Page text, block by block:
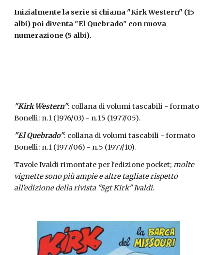
Inizialmente la serie si chiama "Kirk Western" (15
albi) poi diventa "El Quebrado" con nuova
numerazione (5 albi).
"Kirk Western": collana di volumi tascabili - formato
Bonelli: n.1 (1976/03) - n.15 (1977/05).
"El Quebrado": collana di volumi tascabili - formato
Bonelli: n.1 (1977/06) - n.5 (1977/10).
Tavole Ivaldi rimontate per l'edizione pocket; molte
vignette sono più ampie e altre tagliate rispetto
all'edizione della rivista "Sgt Kirk" Ivaldi.